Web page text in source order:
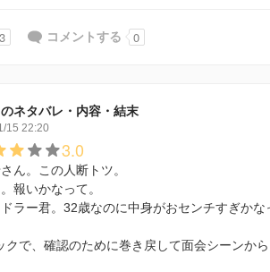
3 コメントする 0
ネタバレ・内容・結末
15 22:20
3.0
ん。この人断トツ。
報いかなって。
ラー君。32歳なのに中身がおセンチすぎかな
クで、確認のために巻き戻して面会シーンか